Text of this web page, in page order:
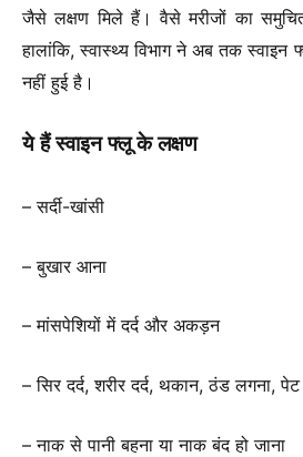
जैसे लक्षण मिले हैं। वैसे मरीजों का
हालांकि, स्वास्थ्य विभाग ने अब तक स्वाइन
नहीं हुई है।
ये हैं स्वाइन फ्लू के लक्षण
– सर्दी-खांसी
– बुखार आना
– मांसपेशियों में दर्द और अकड़न
– सिर दर्द, शरीर दर्द, थकान, ठंड लगना, पेट
– नाक से पानी बहना या नाक बंद हो जाना